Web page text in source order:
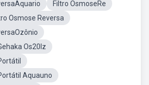
Filtro OsmoseRe
Osmose Reversa
Os20lz
Aquauno